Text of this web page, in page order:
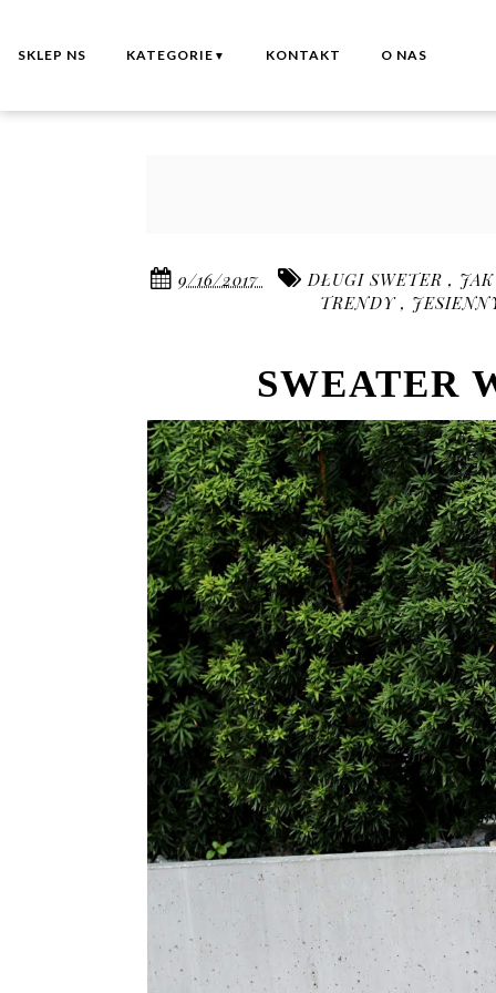
SKLEP NS KATEGORIE ▼ KONTAKT O NAS
9/16/2017 DŁUGI SWETER ,
TRENDY ,
SWEATER